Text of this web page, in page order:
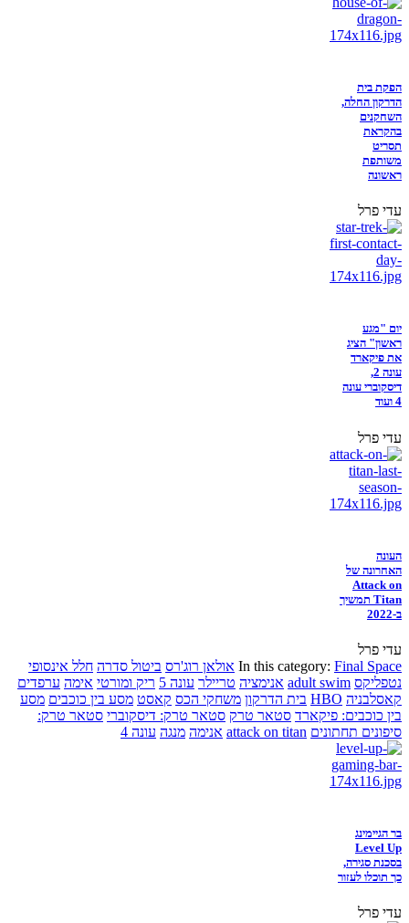
הפקת בית
הדרקון החלה,
השחקנים
בהקראת
תסריט
משותפת
ראשונה
עדי פרל
יום "מגע
ראשון" הציג
את פיקארד
עונה 2,
דיסקוברי עונה
4 ועוד
עדי פרל
העונה
האחרונה של
Attack on
Titan תמשיך
ב-2022
עדי פרל
In this category: Final Space אולאן רוג'רס ביטול סדרה חלל אינסופי
נטפליקס adult swim אנימציה טריילר עונה 5 ריק ומורטי אימה ערפדים
קאסלבניה HBO בית הדרקון משחקי הכס קאסט מסע בין כוכבים מסע
בין כוכבים: פיקארד סטאר טרק סטאר טרק: דיסקוברי סטאר טרק:
סיפונים תחתונים attack on titan אנימה מנגה עונה 4
בר הגיימינג
Level Up
בסכנת סגירה,
כך תוכלו לעזור
עדי פרל